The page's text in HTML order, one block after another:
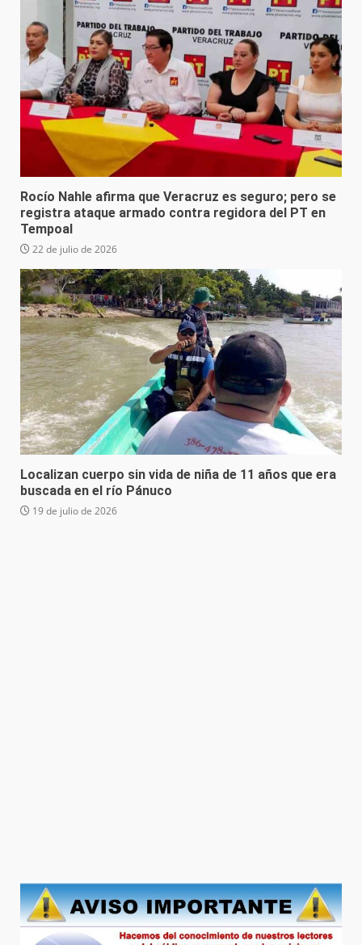
Rocío Nahle afirma que Veracruz es seguro; pero se
registra ataque armado contra regidora del PT en
Tempoal
22 de julio de 2026
Localizan cuerpo sin vida de niña de 11 años que era
buscada en el río Pánuco
19 de julio de 2026